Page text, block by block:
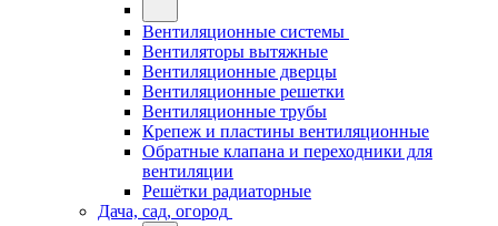
Вентиляционные системы
Вентиляторы вытяжные
Вентиляционные дверцы
Вентиляционные решетки
Вентиляционные трубы
Крепеж и пластины вентиляционные
Обратные клапана и переходники для
вентиляции
Решётки радиаторные
Дача, сад, огород